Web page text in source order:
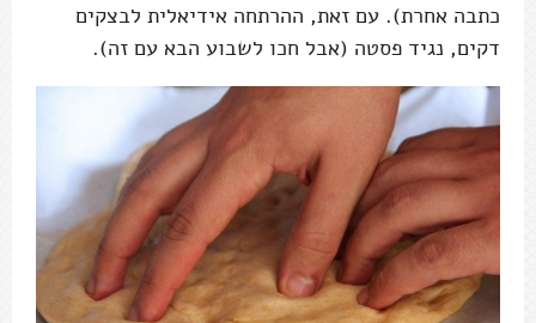
כתבה אחרת). עם זאת, ההרתחה אידיאלית לבצקים
דקים, נגיד פסטה (אבל חכו לשבוע הבא עם זה).